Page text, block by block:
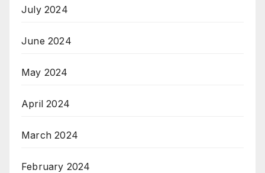
July 2024
June 2024
May 2024
April 2024
March 2024
February 2024